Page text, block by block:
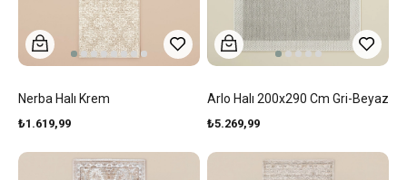
Nerba Halı Krem
₺1.619,99
Arlo Halı 200x290 Cm Gri-Beyaz
₺5.269,99